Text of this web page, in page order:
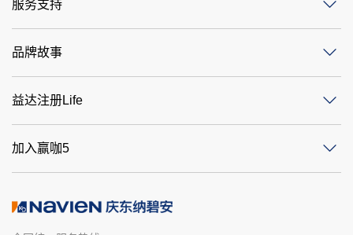
服务支持
品牌故事
益达注册Life
加入赢咖5